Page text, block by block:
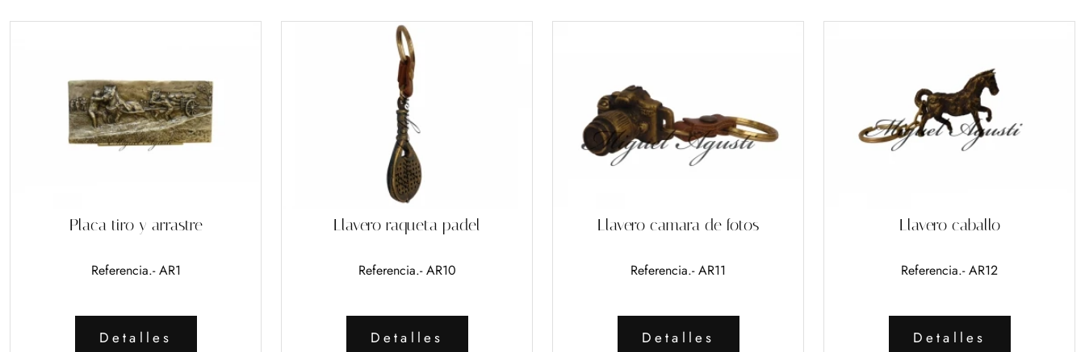
Placa tiro y arrastre
Referencia.- AR1
Detalles
Llavero raqueta padel
Referencia.- AR10
Detalles
Llavero camara de fotos
Referencia.- AR11
Detalles
Llavero caballo
Referencia.- AR12
Detalles